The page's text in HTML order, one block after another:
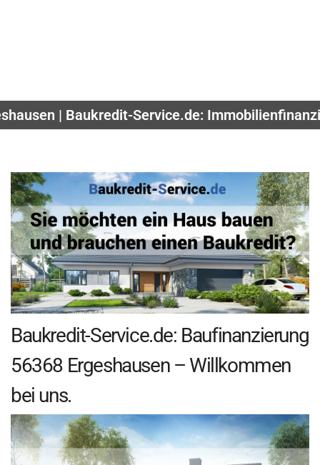
| Baukredit-Service.de:
Baukredit-Service.de: Baufinanzierung
56368 Ergeshausen – Willkommen
bei uns.